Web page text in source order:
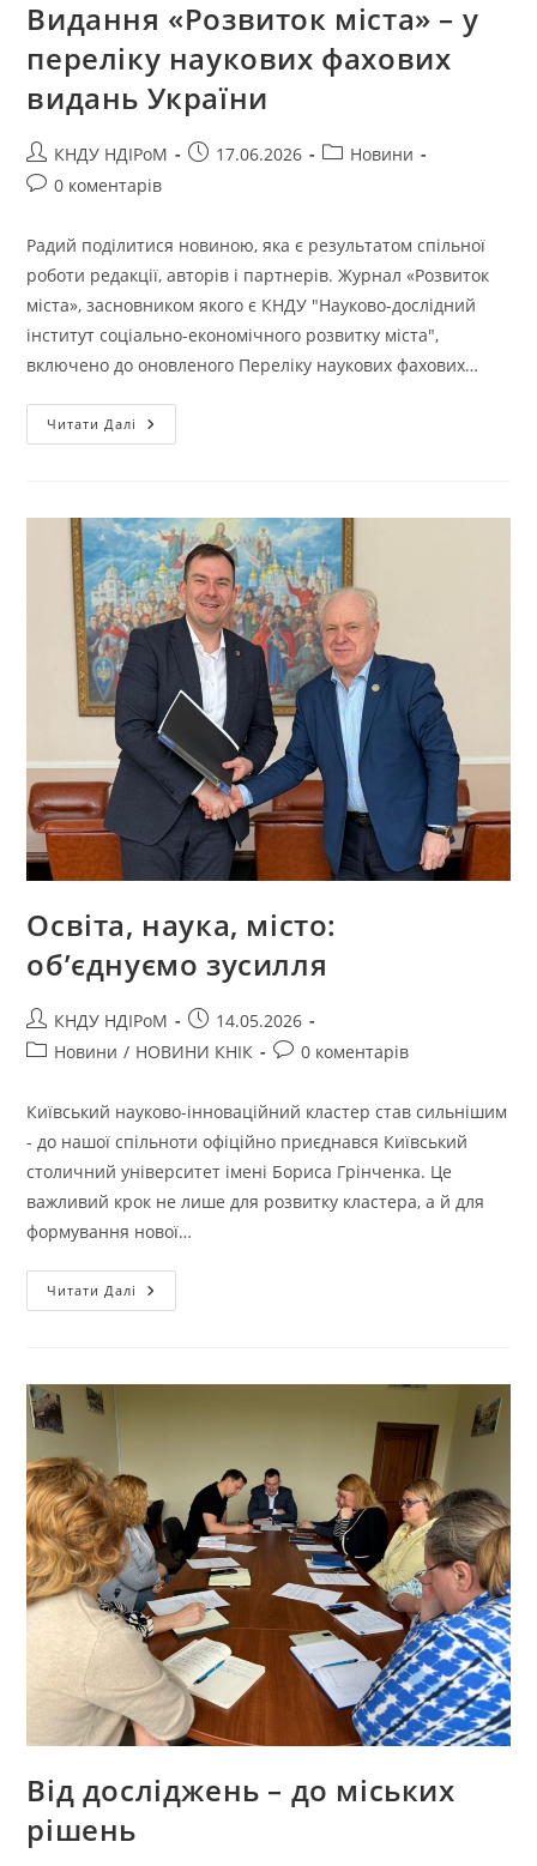
Видання «Розвиток міста» – у
переліку наукових фахових
видань України
КНДУ НДІРоМ 17.06.2026
Новини
0 коментарів
Радий поділитися новиною, яка є результатом спільної
роботи редакції, авторів і партнерів. Журнал «Розвиток
міста», засновником якого є КНДУ "Науково-дослідний
інститут соціально-економічного розвитку міста",
включено до оновленого Переліку наукових фахових…
Читати Далі
Освіта, наука, місто:
об’єднуємо зусилля
КНДУ НДІРоМ
14.05.2026
Новини / НОВИНИ КНІК 0 коментарів
Київський науково-інноваційний кластер став сильнішим
- до нашої спільноти офіційно приєднався Київський
столичний університет імені Бориса Грінченка. Це
важливий крок не лише для розвитку кластера, а й для
формування нової…
Читати Далі
Від досліджень – до міських
рішень